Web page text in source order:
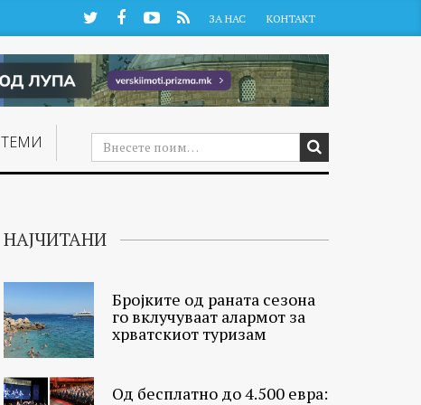
TwitterFacebookYouTube
RSS ЗА НАС КОНТАКТ
ТЕМИ
НАЈЧИТАНИ
Бројките од раната сезона
го вклучуваат алармот за
хрватскиот туризам
Од бесплатно до 4.500 евра: